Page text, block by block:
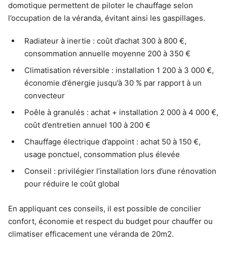
domotique permettent de piloter le chauffage selon
l’occupation de la véranda, évitant ainsi les gaspillages.
Radiateur à inertie : coût d’achat 300 à 800 €,
consommation annuelle moyenne 200 à 350 €
Climatisation réversible : installation 1 200 à 3 000 €,
économie d’énergie jusqu’à 30 % par rapport à un
convecteur
Poêle à granulés : achat + installation 2 000 à 4 000 €,
coût d’entretien annuel 100 à 200 €
Chauffage électrique d’appoint : achat 50 à 150 €,
usage ponctuel, consommation plus élevée
Conseil : privilégier l’installation lors d’une rénovation
pour réduire le coût global
En appliquant ces conseils, il est possible de concilier
confort, économie et respect du budget pour chauffer ou
climatiser efficacement une véranda de 20m2.